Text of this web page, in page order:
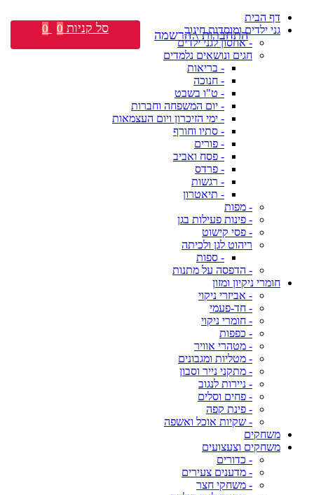
דף הבית
גני ילדים ומוסדות חינוך
- אחסון לגני ילדים
חגים ונושאים נלמדים
- בריאות
- חנוכה
- ט"ו בשבט
- יום המשפחה וחברות
- ימי הזיכרון ויום העצמאות
- סתיו וחורף
- פורים
- פסח ואביב
- פרדס
- רגשות
- תיאטרון
- מפות
- פינות פעילות בגן
- פסי קישוט
ריהוט לגן ולכיתה
- ספות
- הדפסה על מתנות
חומרי ניקיון ומזון
- אביזרי ניקוי
- חד-פעמי
- חומרי ניקוי
- כפפות
- מטהרי אוויר
- מטליות ומגבונים
- מתקני נייר וסבון
- ניירות לנגוב
- פחים וסלים
- פינת קפה
- שקיות אוכל ואשפה
משחקים
משחקים וצעצועים
- כדורים
- מדענים צעירים
- משחקי חצר
התחברות \ הרשמה סל קניות 0
0